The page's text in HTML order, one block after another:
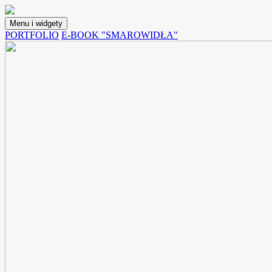
Przejdź
do
treści
Lunchoteka
Blog z przepisami na potrawy, które możemy spakować do
Menu i widgety
PORTFOLIO E-BOOK "SMAROWIDŁA"